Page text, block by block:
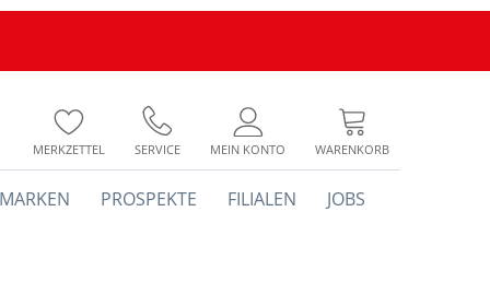
MERKZETTEL SERVICE MEIN KONTO WARENKORB
PROSPEKTE FILIALEN JOBS